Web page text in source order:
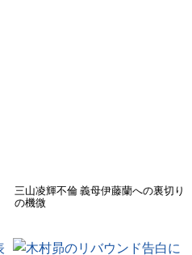
三山凌輝不倫 義母伊藤蘭への裏切り
の機微